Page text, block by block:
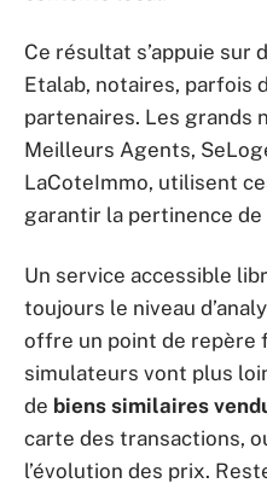
Ce résultat s’appuie sur
Etalab, notaires, parfois
partenaires. Les grands
Meilleurs Agents,
LaCoteImmo, utilisent
garantir la pertinence
Un service accessible
toujours le niveau
offre un point de repère
simulateurs vont plus
de biens similaires
carte des transactions,
l’évolution des prix.